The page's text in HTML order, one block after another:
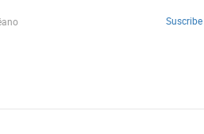
Suscribe